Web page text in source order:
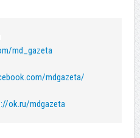
md_gazeta
mdgazeta/
ok.ru/mdgazeta